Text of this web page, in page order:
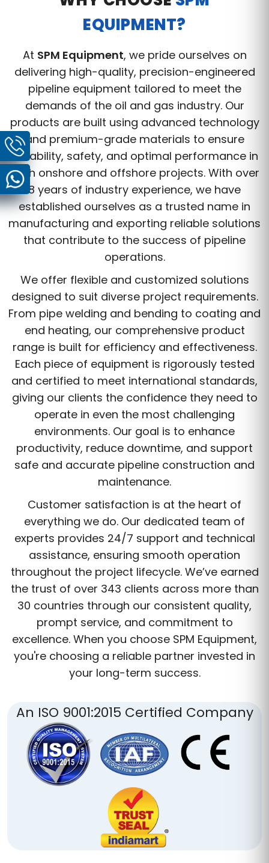
EQUIPMENT?
At SPM Equipment, we pride ourselves on
delivering high-quality, precision-engineered
pipeline equipment tailored to meet the
demands of the oil and gas industry. Our
products are built using advanced technology
and premium-grade materials to ensure
durability, safety, and optimal performance in
both onshore and offshore projects. With over
8 years of industry experience, we have
established ourselves as a trusted name in
manufacturing and exporting reliable solutions
that contribute to the success of pipeline
operations.
We offer flexible and customized solutions
designed to suit diverse project requirements.
From pipe welding and bending to coating and
end heating, our comprehensive product
range is built for efficiency and effectiveness.
Each piece of equipment is rigorously tested
and certified to meet international standards,
giving our clients the confidence they need to
operate in even the most challenging
environments. Our goal is to enhance
productivity, reduce downtime, and support
safe and accurate pipeline construction and
maintenance.
Customer satisfaction is at the heart of
everything we do. Our dedicated team of
experts provides 24/7 support and technical
assistance, ensuring smooth operation
throughout the project lifecycle. We’ve earned
the trust of over 343 clients across more than
30 countries through our consistent quality,
prompt service, and commitment to
excellence. When you choose SPM Equipment,
you're choosing a reliable partner invested in
your long-term success.
An ISO 9001:2015 Certified Company